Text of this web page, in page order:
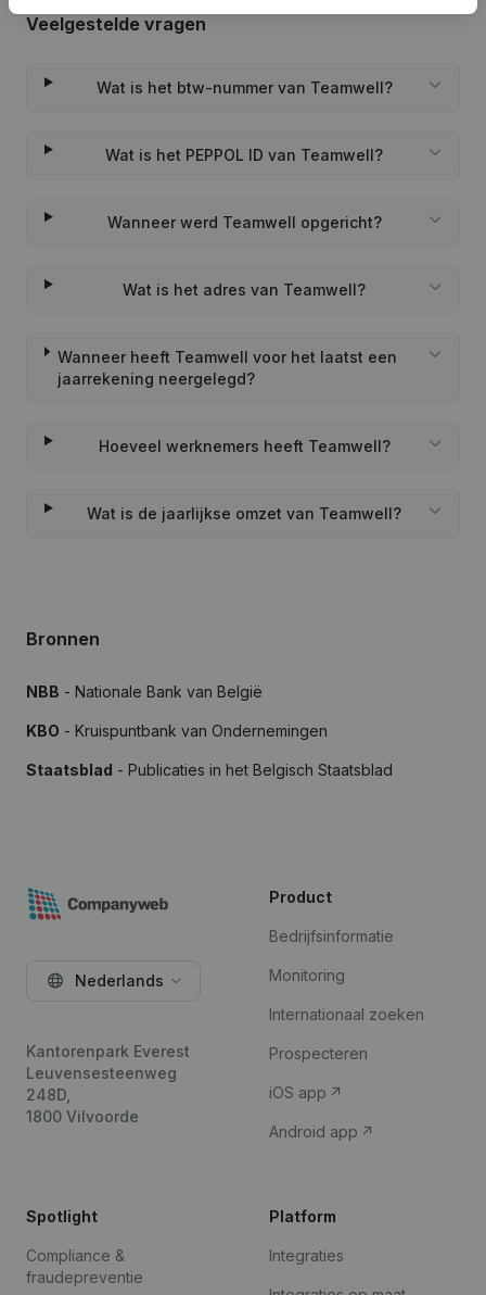
Veelgestelde vragen
Wat is het btw-nummer van Teamwell?
Wat is het PEPPOL ID van Teamwell?
Wanneer werd Teamwell opgericht?
Wat is het adres van Teamwell?
Wanneer heeft Teamwell voor het laatst een
jaarrekening neergelegd?
Hoeveel werknemers heeft Teamwell?
Wat is de jaarlijkse omzet van Teamwell?
Bronnen
NBB - Nationale Bank van België
KBO - Kruispuntbank van Ondernemingen
Staatsblad - Publicaties in het Belgisch Staatsblad
Nederlands
Kantorenpark Everest
Leuvensesteenweg
248D,
1800 Vilvoorde
Product
Bedrijfsinformatie
Monitoring
Internationaal zoeken
Prospecteren
iOS app
Android app
Spotlight
Compliance &
fraudepreventie
Platform
Integraties